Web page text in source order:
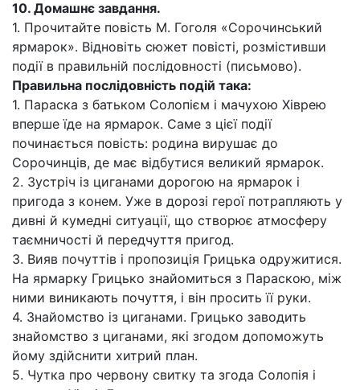
10. Домашнє завдання.
1. Прочитайте повість М. Гоголя «Сорочинський
ярмарок». Відновіть сюжет повісті, розмістивши
події в правильній послідовності (письмово).
Правильна послідовність подій така:
1. Параска з батьком Солопієм і мачухою Хіврею
вперше їде на ярмарок. Саме з цієї події
починається повість: родина вирушає до
Сорочинців, де має відбутися великий ярмарок.
2. Зустріч із циганами дорогою на ярмарок і
пригода з конем. Уже в дорозі герої потрапляють у
дивні й кумедні ситуації, що створює атмосферу
таємничості й передчуття пригод.
3. Вияв почуттів і пропозиція Грицька одружитися.
На ярмарку Грицько знайомиться з Параскою, між
ними виникають почуття, і він просить її руки.
4. Знайомство із циганами. Грицько заводить
знайомство з циганами, які згодом допоможуть
йому здійснити хитрий план.
5. Чутка про червону свитку та згода Солопія і